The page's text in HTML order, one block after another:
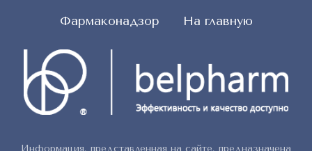
Фармаконадзор
На главную
Информация, представленная на сайте, предназначена